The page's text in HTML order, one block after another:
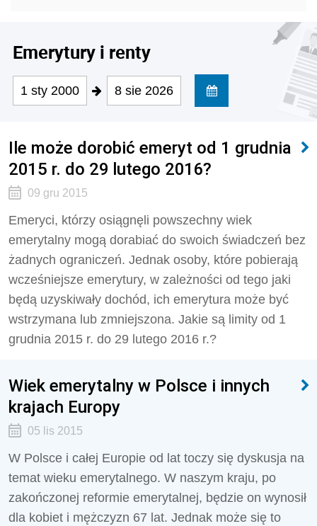
Emerytury i renty
1 sty 2000 8 sie 2026
Ile może dorobić emeryt od 1 grudnia
2015 r. do 29 lutego 2016?
09 gru 2015
Emeryci, którzy osiągnęli powszechny wiek
emerytalny mogą dorabiać do swoich świadczeń bez
żadnych ograniczeń. Jednak osoby, które pobierają
wcześniejsze emerytury, w zależności od tego jaki
będą uzyskiwały dochód, ich emerytura może być
wstrzymana lub zmniejszona. Jakie są limity od 1
grudnia 2015 r. do 29 lutego 2016 r.?
Wiek emerytalny w Polsce i innych
krajach Europy
05 lis 2015
W Polsce i całej Europie od lat toczy się dyskusja na
temat wieku emerytalnego. W naszym kraju, po
zakończonej reformie emerytalnej, będzie on wynosił
dla kobiet i mężczyzn 67 lat. Jednak może się to